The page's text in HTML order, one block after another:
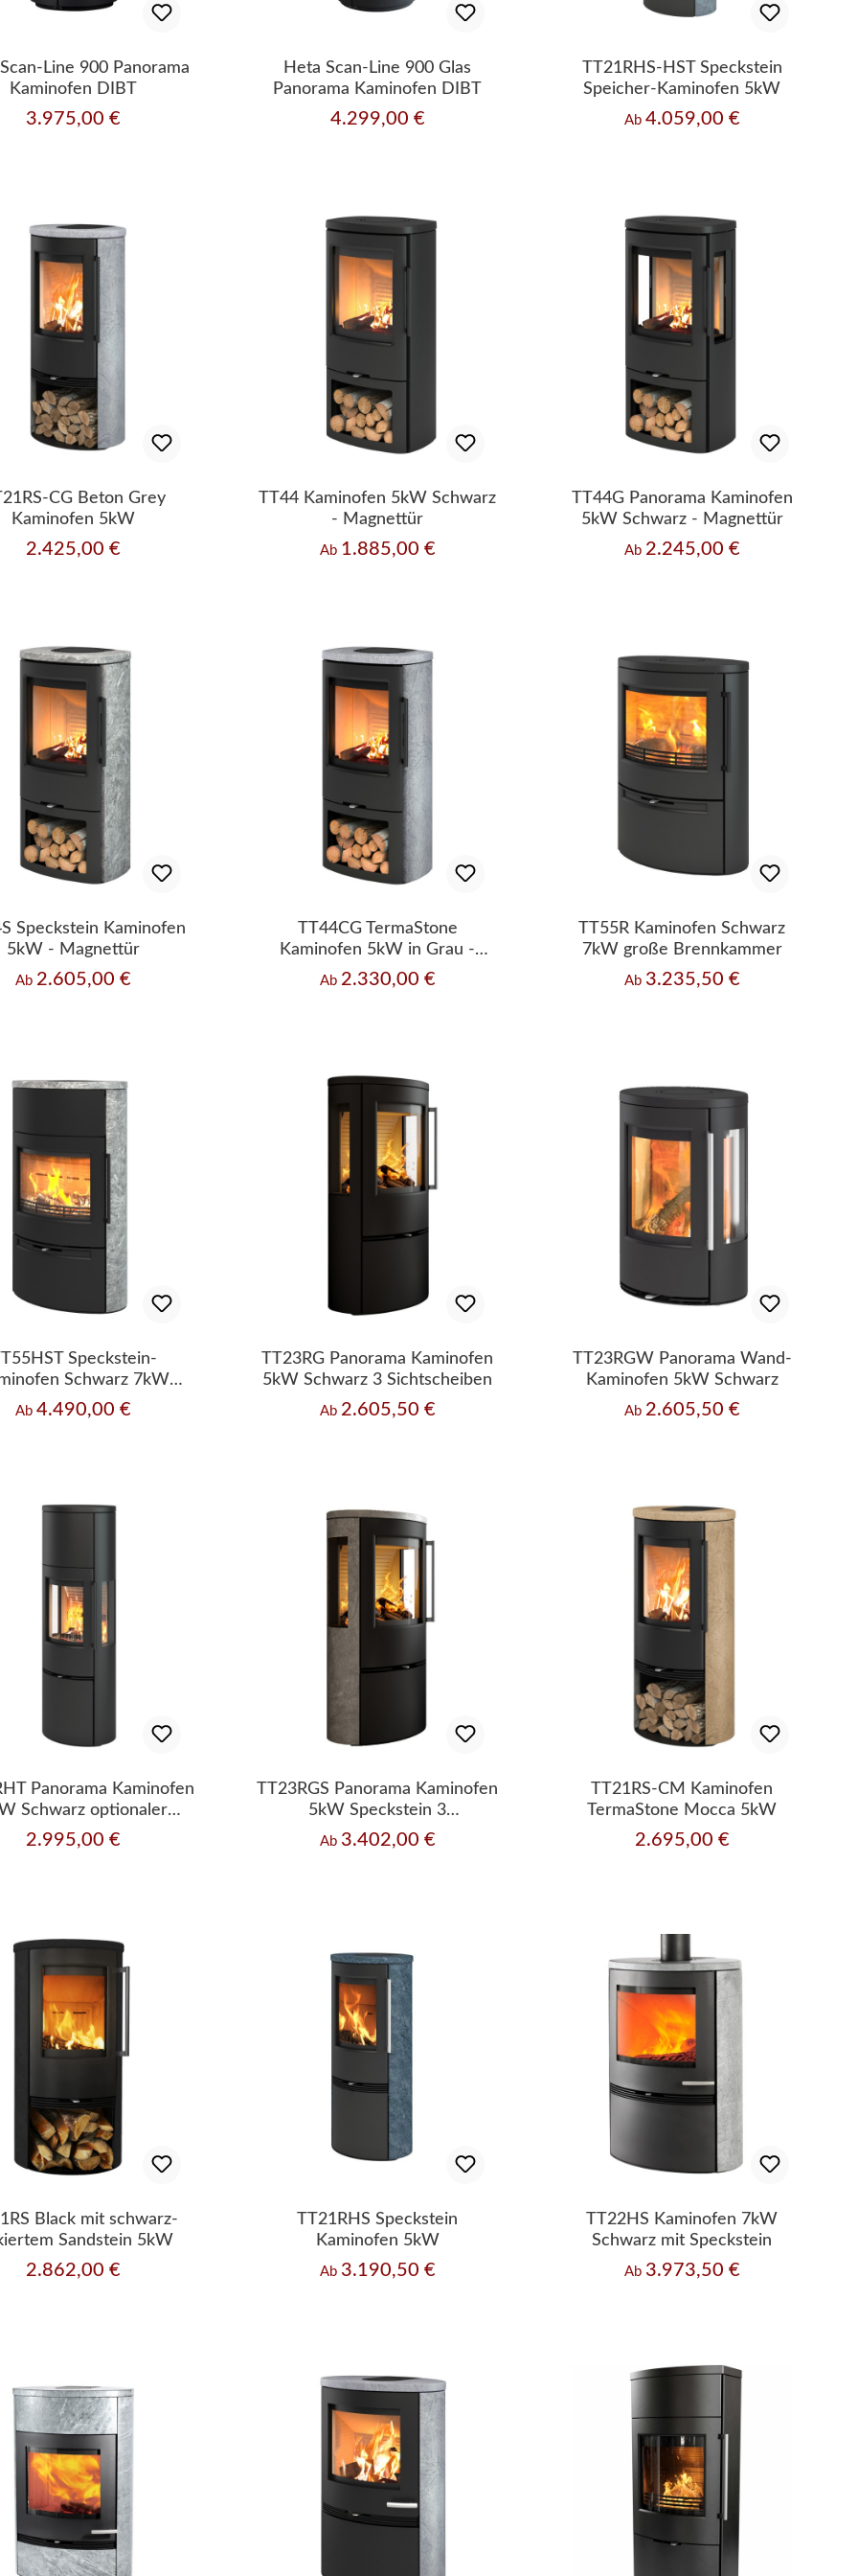
Line 900 Panorama
Kaminofen DIBT
Regulärer Preis:
3.975,00 €
Heta Scan-Line 900 Glas
Panorama Kaminofen DIBT
Regulärer Preis:
4.299,00 €
TT21RHS-HST Speckstein
Speicher-Kaminofen 5kW
Regulärer Preis:
Ab 4.059,00 €
CG Beton Grey
Kaminofen 5kW
Regulärer Preis:
2.425,00 €
TT44 Kaminofen 5kW Schwarz
- Magnettür
Regulärer Preis:
Ab 1.885,00 €
TT44G Panorama Kaminofen
5kW Schwarz - Magnettür
Regulärer Preis:
Ab 2.245,00 €
Speckstein Kaminofen
5kW - Magnettür
Regulärer Preis:
Ab 2.605,00 €
TT44CG TermaStone
Kaminofen 5kW in Grau -
Magnettür
Regulärer Preis:
Ab 2.330,00 €
TT55R Kaminofen Schwarz
7kW große Brennkammer
Regulärer Preis:
Ab 3.235,50 €
Speckstein-
Schwarz 7kW
Wärmespeicher
Regulärer Preis:
Ab4.490,00 €
TT23RG Panorama Kaminofen
5kW Schwarz 3 Sichtscheiben
Regulärer Preis:
Ab 2.605,50 €
TT23RGW Panorama Wand-
Kaminofen 5kW Schwarz
Regulärer Preis:
Ab 2.605,50 €
Panorama Kaminofen
Schwarz optionaler
Speicherofen
Regulärer Preis:
2.995,00 €
TT23RGS Panorama Kaminofen
5kW Speckstein 3
Sichtscheiben
Regulärer Preis:
Ab 3.402,00 €
TT21RS-CM Kaminofen
TermaStone Mocca 5kW
Regulärer Preis:
2.695,00 €
Black mit schwarz-
Sandstein 5kW
Regulärer Preis:
2.862,00 €
TT21RHS Speckstein
Kaminofen 5kW
Regulärer Preis:
Ab 3.190,50 €
TT22HS Kaminofen 7kW
Schwarz mit Speckstein
Regulärer Preis:
Ab 3.973,50 €